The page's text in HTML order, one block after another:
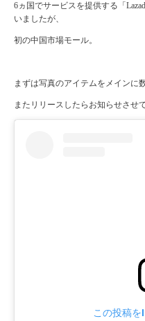
6ヵ国でサービスを提供する「
いましたが、
初の中国市場モール。
まずは写真のアイテムをメインに
またリリースしたらお知らせさせ
この投稿